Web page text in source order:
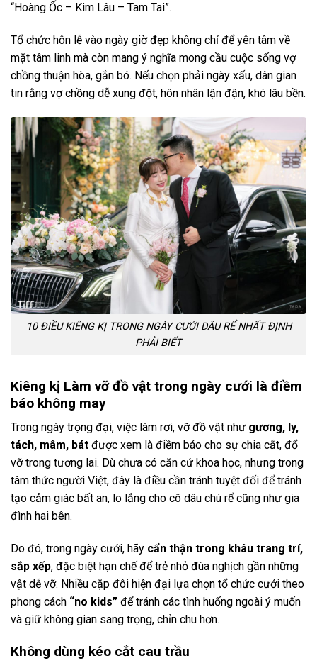
“Hoàng Ốc – Kim Lâu – Tam Tai”.
Tổ chức hôn lễ vào ngày giờ đẹp không chỉ để yên tâm về
mặt tâm linh mà còn mang ý nghĩa mong cầu cuộc sống vợ
chồng thuận hòa, gắn bó. Nếu chọn phải ngày xấu, dân gian
tin rằng vợ chồng dễ xung đột, hôn nhân lận đận, khó lâu bền.
10 ĐIỀU KIÊNG KỊ TRONG NGÀY CƯỚI DÂU RỂ NHẤT ĐỊNH
PHẢI BIẾT
Kiêng kị Làm vỡ đồ vật trong ngày cưới là điềm
báo không may
Trong ngày trọng đại, việc làm rơi, vỡ đồ vật như gương, ly,
tách, mâm, bát được xem là điềm báo cho sự chia cắt, đổ
vỡ trong tương lai. Dù chưa có căn cứ khoa học, nhưng trong
tâm thức người Việt, đây là điều cần tránh tuyệt đối để tránh
tạo cảm giác bất an, lo lắng cho cô dâu chú rể cũng như gia
đình hai bên.
Do đó, trong ngày cưới, hãy cẩn thận trong khâu trang trí,
sắp xếp, đặc biệt hạn chế để trẻ nhỏ đùa nghịch gần những
vật dễ vỡ. Nhiều cặp đôi hiện đại lựa chọn tổ chức cưới theo
phong cách “no kids” để tránh các tình huống ngoài ý muốn
và giữ không gian sang trọng, chỉn chu hơn.
Không dùng kéo cắt cau trầu